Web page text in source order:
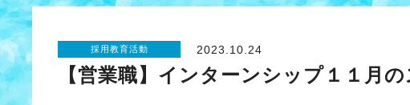
採用教育活動 2023.10.24
【営業職】インターンシップ１１月